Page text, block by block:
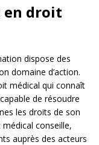
en droit
dispose des
domaine d’action.
médical qui connaît
de résoudre
les droits de son
conseille,
auprès des acteurs